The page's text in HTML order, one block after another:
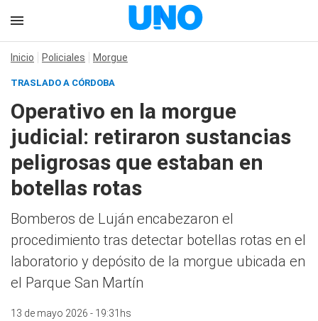
Inicio Policiales Morgue
TRASLADO A CÓRDOBA
Operativo en la morgue
judicial: retiraron sustancias
peligrosas que estaban en
botellas rotas
Bomberos de Luján encabezaron el
procedimiento tras detectar botellas rotas en el
laboratorio y depósito de la morgue ubicada en
el Parque San Martín
13 de mayo 2026 - 19:31hs